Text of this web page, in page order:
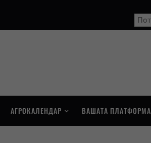
АГРОКАЛЕНДАР ВАШАТА ПЛАТФОРМА